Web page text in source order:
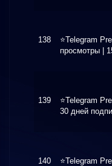
138
⭐️Telegram
просмотры |
139
⭐️Telegram
30 дней
140
⭐️Telegram